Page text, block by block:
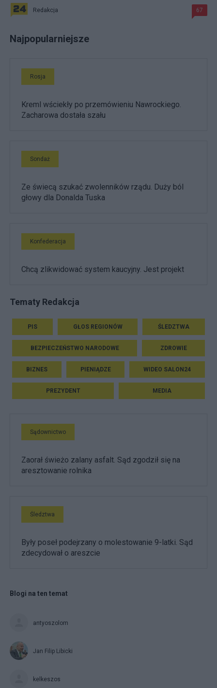
Redakcja 67
Najpopularniejsze
Rosja
Kreml wściekły po przemówieniu Nawrockiego.
Zacharowa dostała szału
Sondaż
Ze świecą szukać zwolenników rządu. Duży ból
głowy dla Donalda Tuska
Konfederacja
Chcą zlikwidować system kaucyjny. Jest projekt
Tematy Redakcja
PIS GŁOS REGIONÓW ŚLEDZTWA
BEZPIECZEŃSTWO NARODOWE ZDROWIE
BIZNES PIENIĄDZE WIDEO SALON24
PREZYDENT MEDIA
Sądownictwo
Zaorał świeżo zalany asfalt. Sąd zgodził się na
aresztowanie rolnika
Śledztwa
Były poseł podejrzany o molestowanie 9-latki. Sąd
zdecydował o areszcie
Blogi na ten temat
antyoszolom
Jan Filip Libicki
kelkeszos